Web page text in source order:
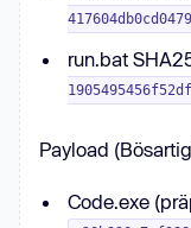
run.bat
Payload
Code.exe